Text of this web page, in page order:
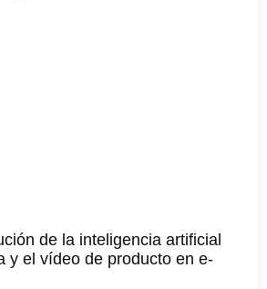
de la inteligencia artificial
y el vídeo de producto en e-